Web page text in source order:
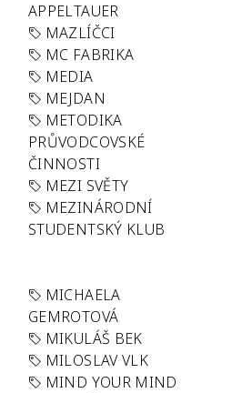
APPELTAUER
MAZLÍČCI
MC FABRIKA
MEDIA
MEJDAN
METODIKA
PRŮVODCOVSKÉ
ČINNOSTI
MEZI SVĚTY
MEZINÁRODNÍ
STUDENTSKÝ KLUB
MICHAELA
GEMROTOVÁ
MIKULÁŠ BEK
MILOSLAV VLK
MIND YOUR MIND